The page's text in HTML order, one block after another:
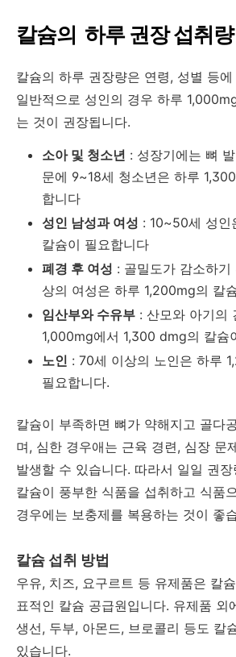
칼슘의 하루 권장 섭취량
칼슘의 하루 권장량은 연령, 성별 등
일반적으로 성인의 경우 하루
는 것이 권장됩니다.
소아 및 청소년 : 성장기에는 뼈
문에 9~18세 청소년은 하루
합니다
성인 남성과 여성 : 10~50세 성인
칼슘이 필요합니다
폐경 후 여성 : 골밀도가 감소하기
상의 여성은 하루 1,200mg의 칼
임산부와 수유부 : 산모와 아기의
1,000mg에서 1,300 dmg의 칼슘
노인 : 70세 이상의 노인은 하루
필요합니다.
칼슘이 부족하면 뼈가 약해지고 골다
며, 심한 경우애는 근육 경련, 심장 문
발생할 수 있습니다. 따라서 일일 권
칼슘이 풍부한 식품을 섭취하고 식품
경우에는 보충제를 복용하는 것이 좋
칼슘 섭취 방법
우유, 치즈, 요구르트 등 유제품은 칼
표적인 칼슘 공급원입니다. 유제품 외
생선, 두부, 아몬드, 브로콜리 등도 칼
있습니다.